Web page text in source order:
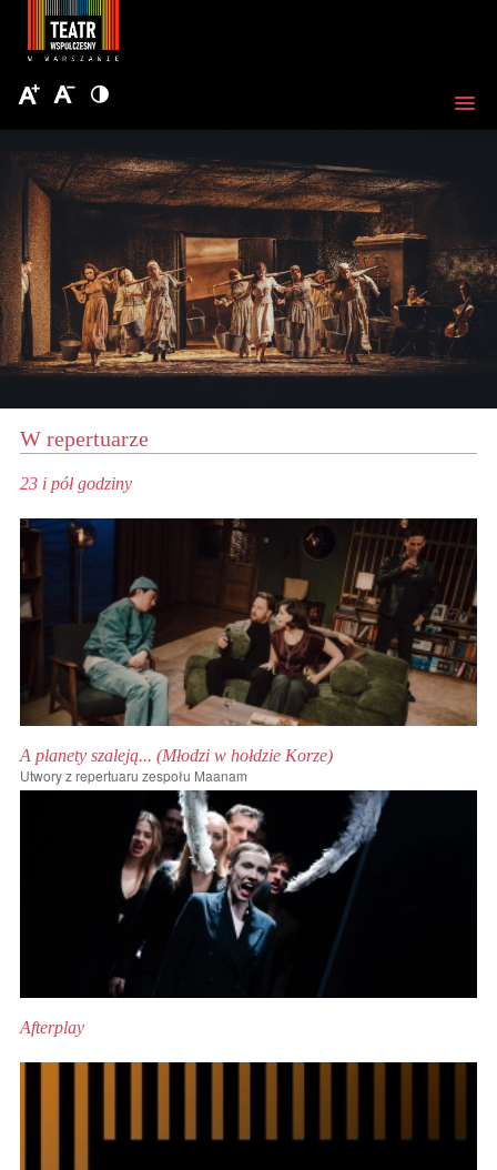
W repertuarze
23 i pół godziny
A planety szaleją... (Młodzi w hołdzie Korze)
Utwory z repertuaru zespołu Maanam
Afterplay